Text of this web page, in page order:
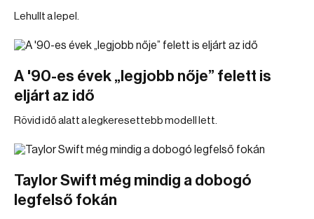
Lehullt a lepel.
A '90-es évek „legjobb nője” felett is
eljárt az idő
Rövid idő alatt a legkeresettebb modell lett.
Taylor Swift még mindig a dobogó
legfelső fokán